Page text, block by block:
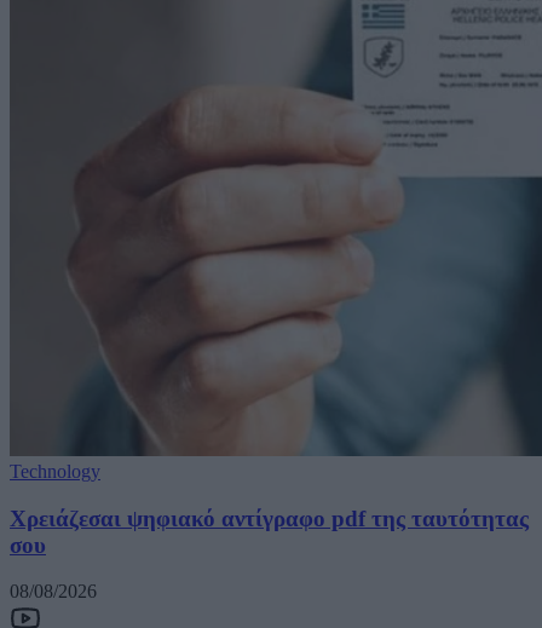
Technology
Χρειάζεσαι ψηφιακό αντίγραφο pdf της ταυτότητας
σου
08/08/2026